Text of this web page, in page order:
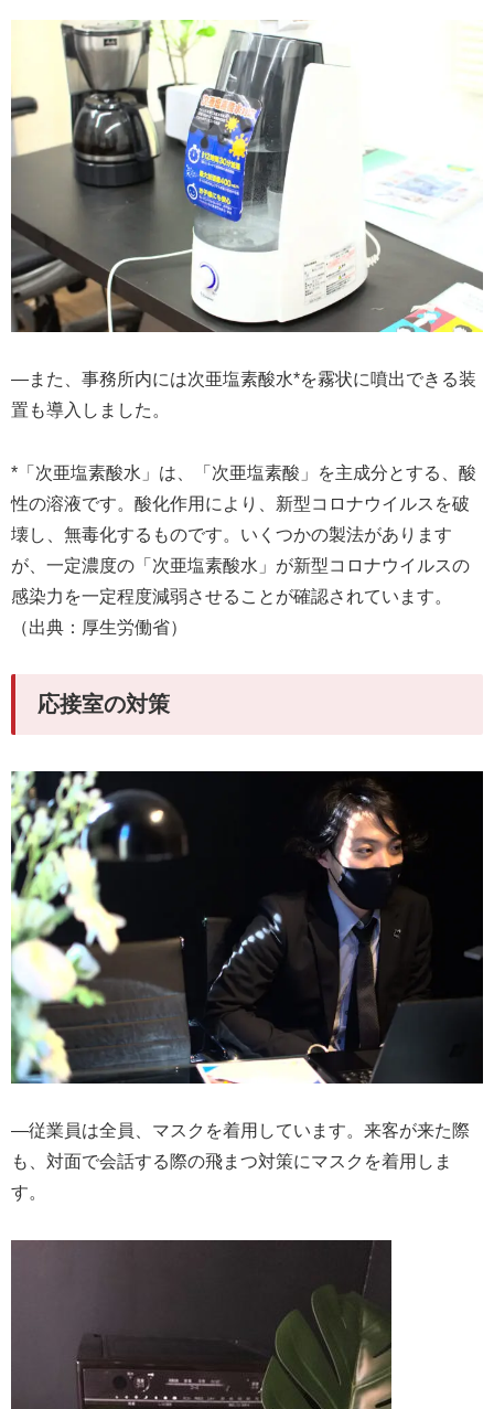
―また、事務所内には次亜塩素酸水*を霧状に噴出できる装
置も導入しました。
*「次亜塩素酸水」は、「次亜塩素酸」を主成分とする、酸
性の溶液です。酸化作用により、新型コロナウイルスを破
壊し、無毒化するものです。いくつかの製法があります
が、一定濃度の「次亜塩素酸水」が新型コロナウイルスの
感染力を一定程度減弱させることが確認されています。
（出典：厚生労働省）
応接室の対策
―従業員は全員、マスクを着用しています。来客が来た際
も、対面で会話する際の飛まつ対策にマスクを着用しま
す。